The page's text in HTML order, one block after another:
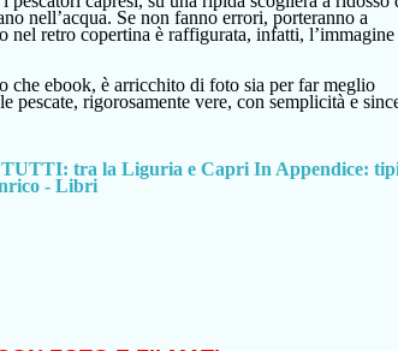
nell’acqua. Se non fanno errori, porteranno a
nel retro copertina è raffigurata, infatti,
che ebook, è arricchito di foto sia per far meglio
pescate, rigorosamente vere, con semplicità e
tra la Liguria e Capri In Appendice:
- Libri